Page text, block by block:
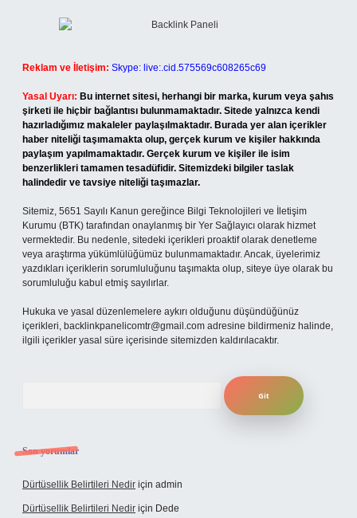
Reklam ve İletişim: Skype: live:.cid.575569c608265c69
Yasal Uyarı: Bu internet sitesi, herhangi bir marka, kurum veya şahıs
şirketi ile hiçbir bağlantısı bulunmamaktadır. Sitede yalnızca kendi
hazırladığımız makaleler paylaşılmaktadır. Burada yer alan içerikler
haber niteliği taşımamakta olup, gerçek kurum ve kişiler hakkında
paylaşım yapılmamaktadır. Gerçek kurum ve kişiler ile isim
benzerlikleri tamamen tesadüfidir. Sitemizdeki bilgiler taslak
halindedir ve tavsiye niteliği taşımazlar.
Sitemiz, 5651 Sayılı Kanun gereğince Bilgi Teknolojileri ve İletişim
Kurumu (BTK) tarafından onaylanmış bir Yer Sağlayıcı olarak hizmet
vermektedir. Bu nedenle, sitedeki içerikleri proaktif olarak denetleme
veya araştırma yükümlülüğümüz bulunmamaktadır. Ancak, üyelerimiz
yazdıkları içeriklerin sorumluluğunu taşımakta olup, siteye üye olarak bu
sorumluluğu kabul etmiş sayılırlar.
Hukuka ve yasal düzenlemelere aykırı olduğunu düşündüğünüz
içerikleri, backlinkpanelicomtr@gmail.com adresine bildirmeniz halinde,
ilgili içerikler yasal süre içerisinde sitemizden kaldırılacaktır.
Son yorumlar
Dürtüsellik Belirtileri Nedir için admin
Dürtüsellik Belirtileri Nedir için Dede